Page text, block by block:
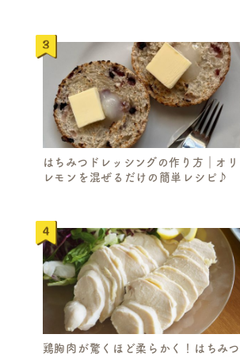
はちみつドレッシングの作り方｜オリ
レモンを混ぜるだけの簡単レシピ♪
鶏胸肉が驚くほど柔らかく！はちみ
H